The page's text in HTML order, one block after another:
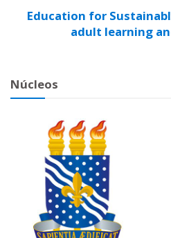
Education for
adult learning
Núcleos